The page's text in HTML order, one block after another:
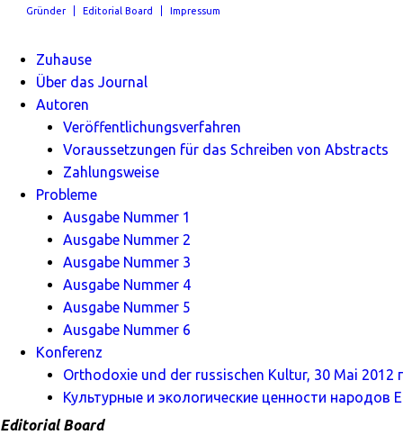
Gründer Editorial Board Impressum
Zuhause
Über das Journal
Autoren
Veröffentlichungsverfahren
Voraussetzungen für das Schreiben von Abstracts
Zahlungsweise
Probleme
Ausgabe Nummer 1
Ausgabe Nummer 2
Ausgabe Nummer 3
Ausgabe Nummer 4
Ausgabe Nummer 5
Ausgabe Nummer 6
Konferenz
Orthodoxie und der russischen Kultur, 30 Mai 2012
Культурные и экологические ценности народов
Editorial Board